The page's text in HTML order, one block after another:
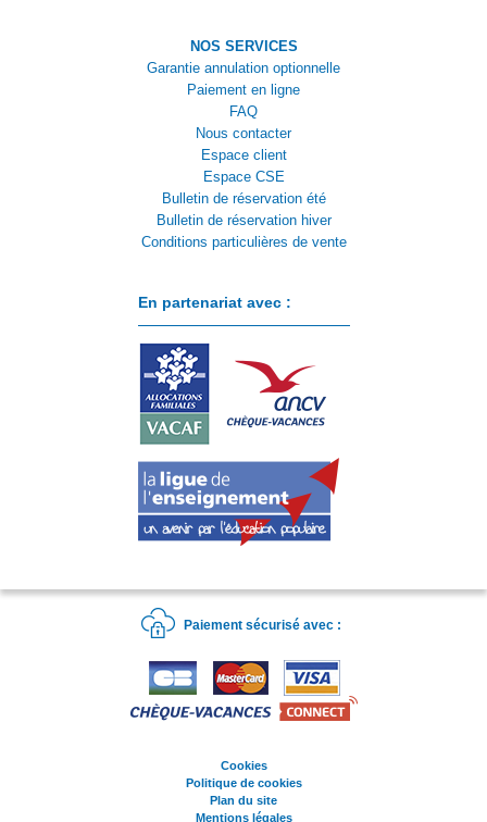
NOS SERVICES
Garantie annulation optionnelle
Paiement en ligne
FAQ
Nous contacter
Espace client
Espace CSE
Bulletin de réservation été
Bulletin de réservation hiver
Conditions particulières de vente
En partenariat avec :
Paiement sécurisé avec :
Cookies
Politique de cookies
Plan du site
Mentions légales